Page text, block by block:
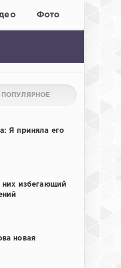
Фото
ПОПУЛЯРНОЕ
Я приняла его
избегающий
новая